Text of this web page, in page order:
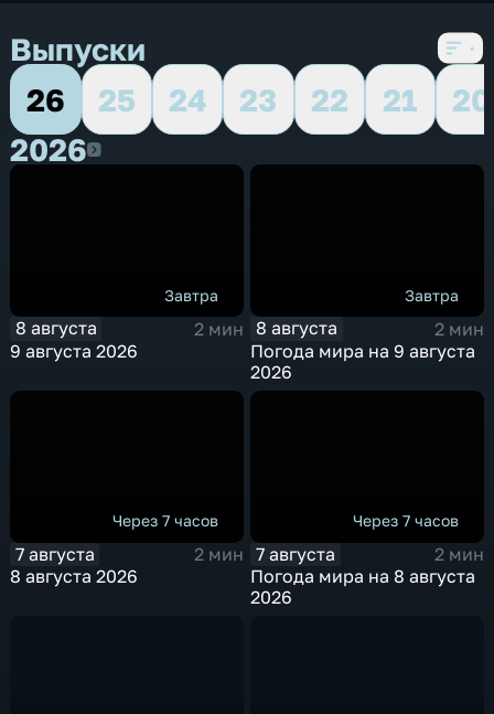
Выпуски
26
25 24 23 22 21
20
20262026
Завтра
8 августа
2 мин
9 августа 2026
Завтра
8 августа
2 мин
Погода мира на 9 августа
2026
Через 7 часов
7 августа
2 мин
8 августа 2026
Через 7 часов
7 августа
2 мин
Погода мира на 8 августа
2026